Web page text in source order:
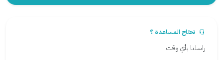
تحتاج المساعدة ؟
راسلنا بأي وقت